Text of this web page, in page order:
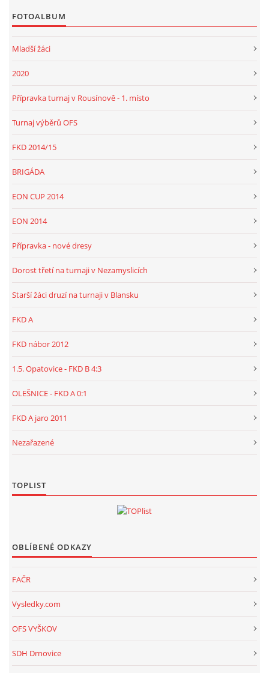
© 2026 eStránky.cz |RSS
FOTOALBUM
Mladší žáci
2020
Přípravka turnaj v Rousínově - 1. místo
Turnaj výběrů OFS
FKD 2014/15
BRIGÁDA
EON CUP 2014
EON 2014
Přípravka - nové dresy
Dorost třetí na turnaji v Nezamyslicích
Starší žáci druzí na turnaji v Blansku
FKD A
FKD nábor 2012
1.5. Opatovice - FKD B 4:3
OLEŠNICE - FKD A 0:1
FKD A jaro 2011
Nezařazené
TOPLIST
OBLÍBENÉ ODKAZY
FAČR
Vysledky.com
OFS VYŠKOV
SDH Drnovice